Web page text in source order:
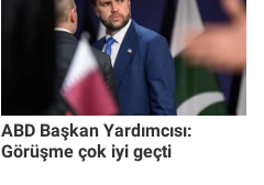
ABD Başkan Yardımcısı:
Görüşme çok iyi geçti